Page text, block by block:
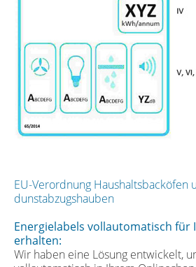
EU-Verordnung Haushaltsbacköfen
dunstabzugshauben
Energielabels vollautomatisch für
erhalten:
Wir haben eine Lösung entwickelt,